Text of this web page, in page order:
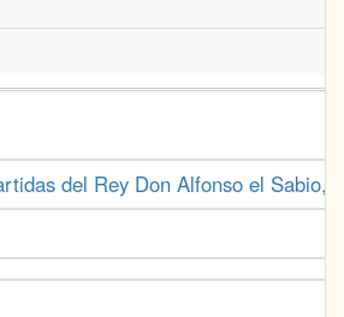
del Rey Don Alfonso el Sabio,